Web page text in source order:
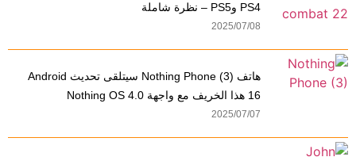
PS4 وPS5 – نظرة شاملة
2025/07/08
هاتف Nothing Phone (3) سيتلقى تحديث Android
16 هذا الخريف مع واجهة Nothing OS 4.0
2025/07/07